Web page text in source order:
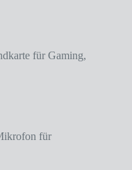
für Gaming,
für